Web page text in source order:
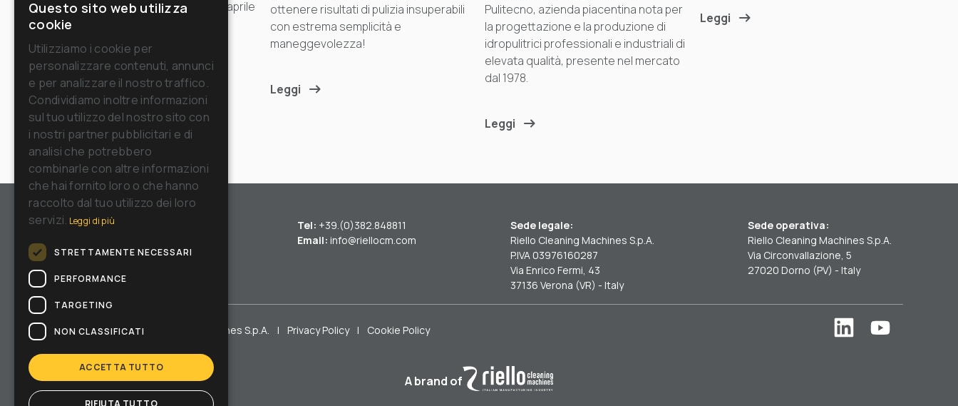
si terrà ad Amsterdam dal 14 al 17 aprile
2026.
Leggi
ottenere risultati di pulizia insuperabili
con estrema semplicità e
maneggevolezza!
Leggi
Pulitecno, azienda piacentina nota per
la progettazione e la produzione di
idropulitrici professionali e industriali di
elevata qualità, presente nel mercato
dal 1978.
Leggi
Leggi
Tel: +39.(0)382.848811
Email:info@riellocm.com
Sede legale:
Riello Cleaning Machines S.p.A.
P.IVA 03976160287
Via Enrico Fermi, 43
37136 Verona (VR) - Italy
Sede operativa:
Riello Cleaning Machines S.p.A.
Via Circonvallazione, 5
27020 Dorno (PV) - Italy
Copyright © Riello Cleaning Machines S.p.A. | Privacy Policy | Cookie Policy
A brand of
ITALIAN
FRENCH
GERMAN
SPANISH
Questo sito web utilizza
cookie
Utilizziamo i cookie per
personalizzare contenuti, annunci
e per analizzare il nostro traffico.
Condividiamo inoltre informazioni
sul tuo utilizzo del nostro sito con
i nostri partner pubblicitari e di
analisi che potrebbero
combinarle con altre informazioni
che hai fornito loro o che hanno
raccolto dal tuo utilizzo dei loro
servizi. Leggi di più
STRETTAMENTE NECESSARI
PERFORMANCE
TARGETING
NON CLASSIFICATI
ACCETTA TUTTO
RIFIUTA TUTTO